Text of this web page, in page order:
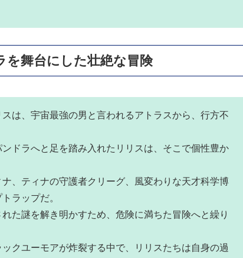
を舞台にした壮絶な冒険
は、宇宙最強の男と言われるアトラスから、行方不
ドラへと足を踏み入れたリリスは、そこで個性豊か
、ティナの守護者クリーグ、風変わりな天才科学博
ラップだ。
た謎を解き明かすため、危険に満ちた冒険へと繰り
クユーモアが炸裂する中で、リリスたちは自身の過